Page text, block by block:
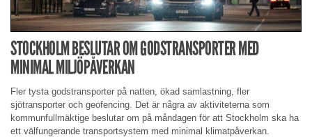
STOCKHOLM BESLUTAR OM GODSTRANSPORTER MED
MINIMAL MILJÖPÅVERKAN
Fler tysta godstransporter på natten, ökad samlastning, fler
sjötransporter och geofencing. Det är några av aktiviteterna som
kommunfullmäktige beslutar om på måndagen för att Stockholm ska ha
ett välfungerande transportsystem med minimal klimatpåverkan.